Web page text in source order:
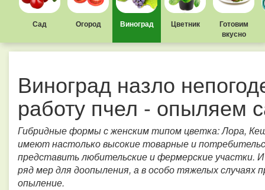
Сад Огород Виноград Цветник
Готовим
вкусно
Виноград назло
работу пчел - опыляем
Гибридные формы с женским типом цветка: Лора,
имеют настолько высокие товарные и
представить любительские и фермерские участки.
ряд мер для доопыления, а в особо тяжелых случаях
опыление.